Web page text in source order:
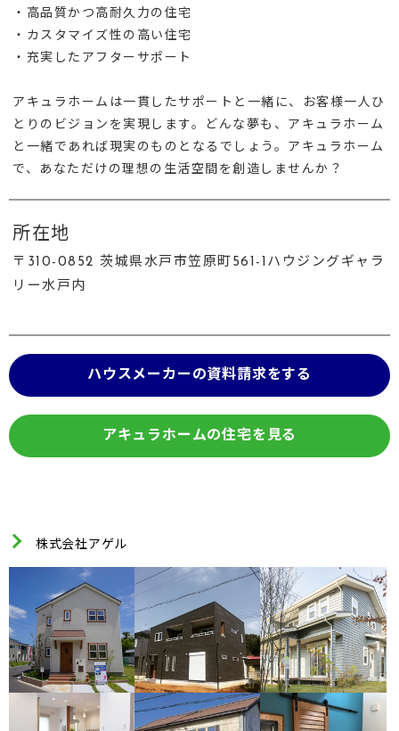
・高品質かつ高耐久力の住宅
・カスタマイズ性の高い住宅
・充実したアフターサポート
アキュラホームは一貫したサポートと一緒に、お客様一人ひ
とりのビジョンを実現します。どんな夢も、アキュラホーム
と一緒であれば現実のものとなるでしょう。アキュラホーム
で、あなただけの理想の生活空間を創造しませんか？
所在地
〒310-0852 茨城県水戸市笠原町561-1ハウジングギャラ
リー水戸内
ハウスメーカーの資料請求をする
アキュラホームの住宅を見る
株式会社アゲル